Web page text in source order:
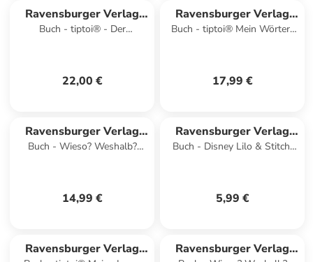
Ravensburger Verlag
GmbH
Buch - tiptoi® - Der
22,00 €
Ravensburger Verlag
GmbH
Buch - tiptoi® Mein Wörter-
17,99 €
Ravensburger Verlag
GmbH
Buch - Wieso? Weshalb?
14,99 €
Ravensburger Verlag
GmbH
Buch - Disney Lilo & Stitch:
5,99 €
Ravensburger Verlag
Ravensburger Verlag